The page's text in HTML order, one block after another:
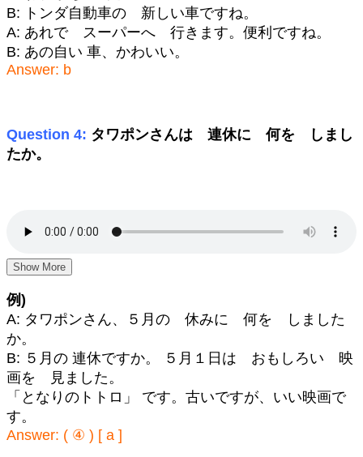
B: トンダ自動車の 新しい車ですね。
A: あれで スーパーへ 行きます。便利ですね。
B: あの自い 車、かわいい。
Answer: b
Question 4: タワポンさんは 連休に 何を しまし
たか。
Show More
例)
A: タワポンさん、５月の 休みに 何を しました
か。
B: ５月の 連休ですか。 ５月１日は おもしろい 映
画を 見ました。
「となりのトトロ」 です。古いですが、いい映画で
す。
Answer: ( ④ ) [ a ]